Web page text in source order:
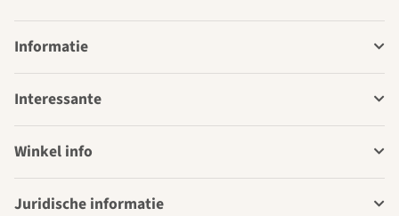
Informatie
Interessante
Winkel info
Juridische informatie